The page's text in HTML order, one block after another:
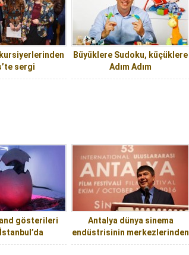
sergi
Büyüklere Sudoku, küçüklere
Adım Adım
gösterileri
Antalya dünya sinema
endüstrisinin merkezlerinden
biri olacak